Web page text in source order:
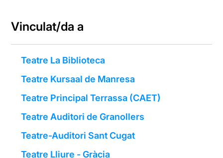
Vinculat/da a
Teatre La Biblioteca
Teatre Kursaal de Manresa
Teatre Principal Terrassa (CAET)
Teatre Auditori de Granollers
Teatre-Auditori Sant Cugat
Teatre Lliure - Gràcia